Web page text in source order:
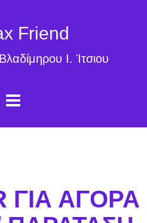
Friend
Ι. Ίτσιου
ΓΙΑ ΑΓΟΡΑ